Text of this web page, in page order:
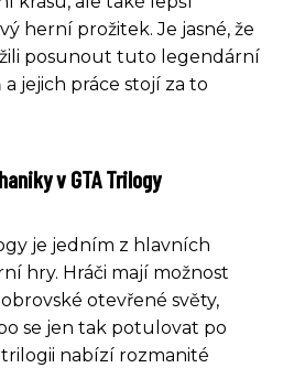
herní prožitek. Je jasné, že
posunout tuto legendární
jejich práce stojí za to
v GTA Trilogy
je jedním z hlavních
hry. Hráči mají možnost
otevřené světy,
se jen tak potulovat po
trilogii nabízí rozmanité